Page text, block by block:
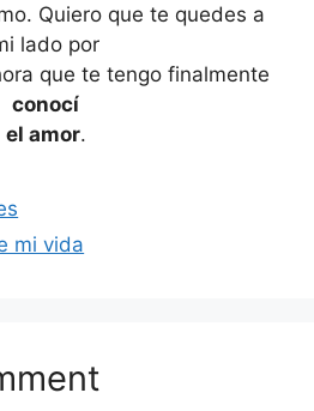
Quiero que te quedes a
lado por
que te tengo finalmente
conocí
el amor.
mi vida